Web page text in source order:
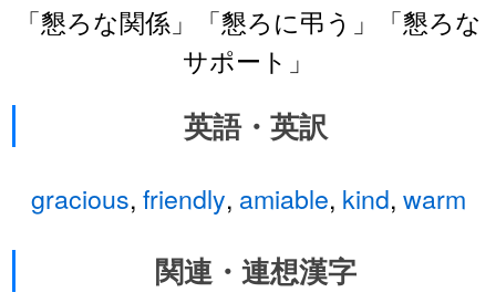
「懇ろな関係」「懇ろに弔う」「懇ろな
サポート」
英語・英訳
gracious, friendly, amiable, kind, warm
関連・連想漢字